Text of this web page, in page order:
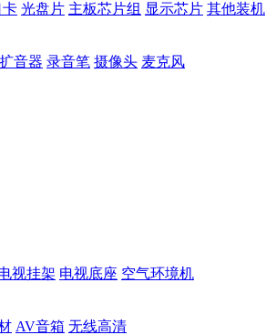
卡 光盘片 主板芯片组 显示芯片 其他装机
扩音器 录音笔 摄像头 麦克风
视挂架 电视底座 空气环境机
AV音箱 无线高清